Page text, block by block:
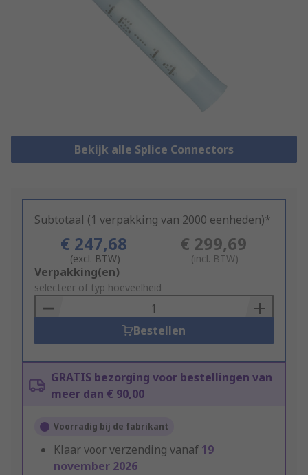
Bekijk alle Splice Connectors
Subtotaal (1 verpakking van 2000 eenheden)*
€ 247,68
(excl. BTW)
€ 299,69
(incl. BTW)
Add
to
Basket
Verpakking(en)
selecteer of typ hoeveelheid
Bestellen
GRATIS bezorging voor bestellingen van
meer dan € 90,00
Voorradig bij de fabrikant
Klaar voor verzending vanaf 19
november 2026